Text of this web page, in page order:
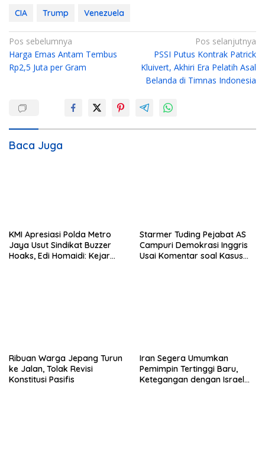
CIA Trump Venezuela
N
a
v
a
s
Pos sebelumnya
Harga Emas Antam Tembus
Rp2,5 Juta per Gram
Pos selanjutnya
PSSI Putus Kontrak Patrick
Kluivert, Akhiri Era Pelatih Asal
Belanda di Timnas Indonesia
Baca Juga
KMI Apresiasi Polda Metro
Jaya Usut Sindikat Buzzer
Hoaks, Edi Homaidi: Kejar
Starmer Tuding Pejabat AS
Campuri Demokrasi Inggris
Usai Komentar soal Kasus
Ribuan Warga Jepang Turun
ke Jalan, Tolak Revisi
Konstitusi Pasifis
Iran Segera Umumkan
Pemimpin Tertinggi Baru,
Ketegangan dengan Israel